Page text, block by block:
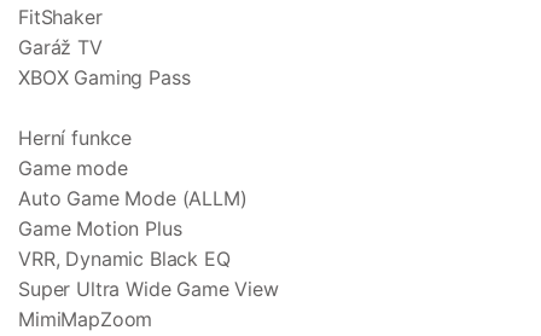
FitShaker
Garáž TV
XBOX Gaming Pass
Herní funkce
Game mode
Auto Game Mode (ALLM)
Game Motion Plus
VRR, Dynamic Black EQ
Super Ultra Wide Game View
MimiMapZoom